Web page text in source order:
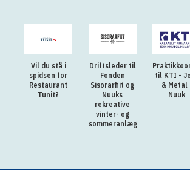
Vil du stå i
spidsen for
Restaurant
Tunit?
Driftsleder til
Fonden
Sisorarfiit og
Nuuks
rekreative
vinter- og
sommeranlæg
til KTI -
& Metal
Nuuk